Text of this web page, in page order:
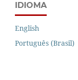
IDIOMA
English
Português (Brasil)